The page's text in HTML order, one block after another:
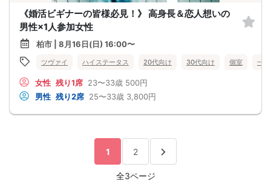
《婚活ビギナーの皆様必見！》 高身長＆恋人想いの
男性×1人参加女性
柏市 | 8月16日(日) 16:00〜
ツヴァイ ハイステータス 20代向け 30代向け 個室 一
女性 残り1席 23〜33歳 500円
男性 残り2席 25〜33歳 3,800円
1 2
全3ページ